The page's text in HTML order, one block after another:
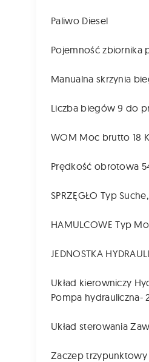
Paliwo Diesel
Pojemność zbiornika
Manualna skrzynia
Liczba biegów 9 do
WOM Moc brutto 18
Prędkość obrotowa
SPRZĘGŁO Typ
HAMULCOWE Typ
JEDNOSTKA
Układ kierowniczy
Pompa hydrauliczna-
Układ sterowania
Zaczep trzypunktowy